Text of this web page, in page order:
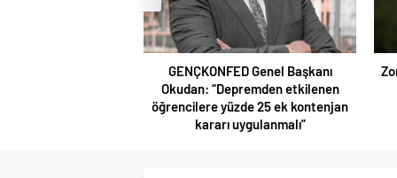
kontenjan kararı
GENÇKONFED Genel Başkanı
Okudan: “Depremden etkilenen
öğrencilere yüzde 25 ek kontenjan
kararı uygulanmalı”
Zorlu